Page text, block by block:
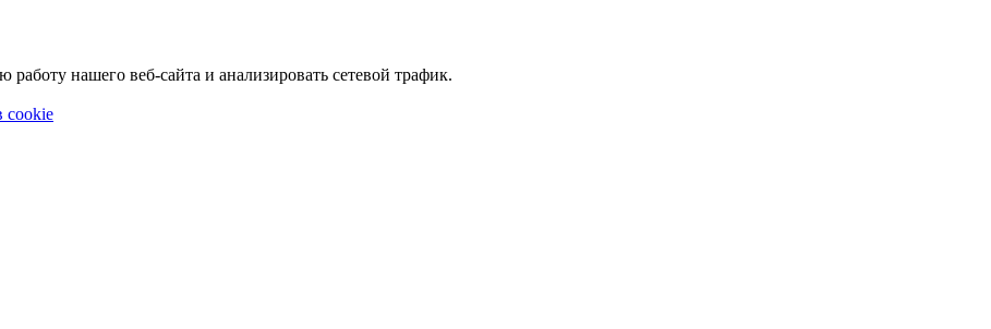
нашего веб-сайта и анализировать сетевой трафик.
cookie